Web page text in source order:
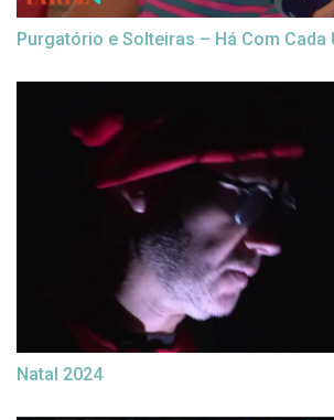
Purgatório e Solteiras – Há Com Cada
Natal 2024